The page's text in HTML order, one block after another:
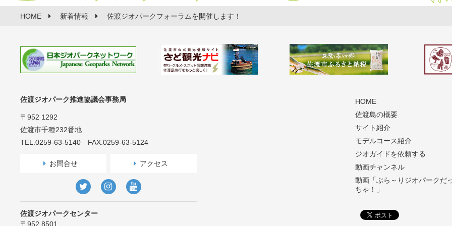
HOME 新着情報 佐渡ジオパークフォーラムを開催します！
佐渡ジオパーク推進協議会事務局
〒952 1292
佐渡市千種232番地
TEL.0259-63-5140 FAX.0259-63-5124
お問合せ アクセス
佐渡ジオパークセンター
〒952 8501
HOME
佐渡島の概要
サイト紹介
モデルコース紹介
ジオガイドを依頼する
動画チャンネル
動画「ぶら～りジオパークだ
ちゃ！」